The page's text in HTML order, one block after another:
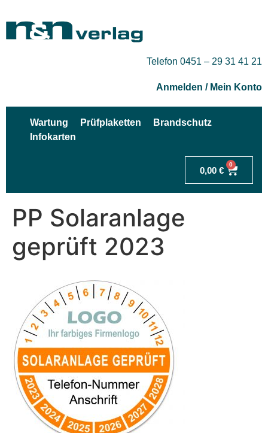
Telefon 0451 – 29 31 41 21
Anmelden / Mein Konto
Wartung Prüfplaketten
Brandschutz
Infokarten
0,00 €
0
PP Solaranlage
geprüft 2023